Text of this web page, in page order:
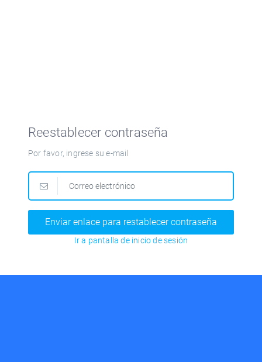
Reestablecer contraseña
Por favor, ingrese su e-mail
Ir a pantalla de inicio de sesión